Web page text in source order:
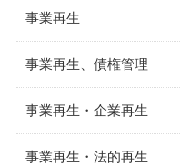
事業再生
事業再生、債権管理
事業再生・企業再生
事業再生・法的再生